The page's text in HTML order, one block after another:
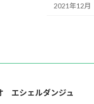
2021年12月
エシェルダンジュ